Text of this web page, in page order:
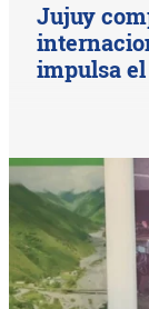
Jujuy
impulsa